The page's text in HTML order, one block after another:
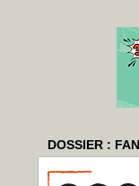
DOSSIER :